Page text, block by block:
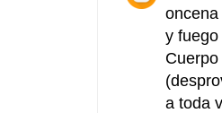
y
a toda